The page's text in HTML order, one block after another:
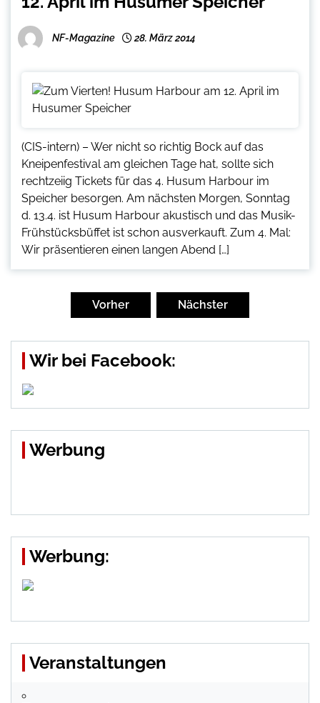
NF-Magazine 28. März 2014
(CIS-intern) – Wer nicht so richtig Bock auf das
Kneipenfestival am gleichen Tage hat, sollte sich
rechtzeiig Tickets für das 4. Husum Harbour im
Speicher besorgen. Am nächsten Morgen, Sonntag
d. 13.4. ist Husum Harbour akustisch und das Musik-
Frühstücksbüffet ist schon ausverkauft. Zum 4. Mal:
Wir präsentieren einen langen Abend […]
Vorher Nächster
Wir bei Facebook:
Werbung
Werbung:
Veranstaltungen